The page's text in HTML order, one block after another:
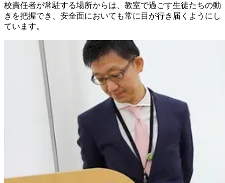
校責任者が常駐する場所からは、教室で過ごす生徒たちの動
きを把握でき、安全面においても常に目が行き届くようにし
ています。